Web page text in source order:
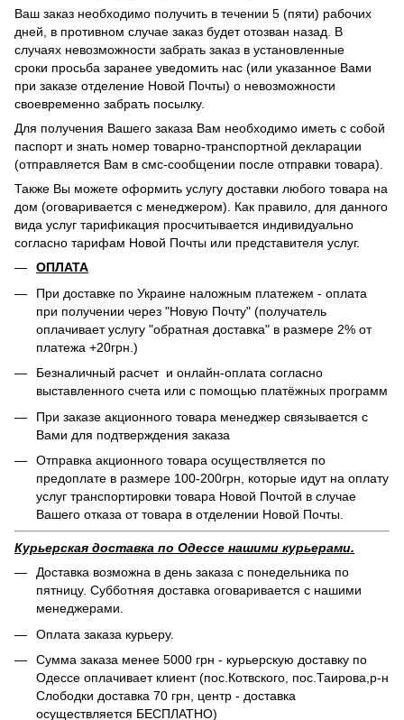
Ваш заказ необходимо получить в течении 5 (пяти) рабочих
дней, в противном случае заказ будет отозван назад. В
случаях невозможности забрать заказ в установленные
сроки просьба заранее уведомить нас (или указанное Вами
при заказе отделение Новой Почты) о невозможности
своевременно забрать посылку.
Для получения Вашего заказа Вам необходимо иметь с собой
паспорт и знать номер товарно-транспортной декларации
(отправляется Вам в смс-сообщении после отправки товара).
Также Вы можете оформить услугу доставки любого товара на
дом (оговаривается с менеджером). Как правило, для данного
вида услуг тарификация просчитывается индивидуально
согласно тарифам Новой Почты или представителя услуг.
ОПЛАТА
При доставке по Украине наложным платежем - оплата
при получении через "Новую Почту" (получатель
оплачивает услугу "обратная доставка" в размере 2% от
платежа +20грн.)
Безналичный расчет и онлайн-оплата согласно
выставленного счета или с помощью платёжных программ
При заказе акционного товара менеджер связывается с
Вами для подтверждения заказа
Отправка акционного товара осуществляется по
предоплате в размере 100-200грн, которые идут на оплату
услуг транспортировки товара Новой Почтой в случае
Вашего отказа от товара в отделении Новой Почты.
Курьерская доставка по Одессе нашими курьерами.
Доставка возможна в день заказа с понедельника по
пятницу. Субботняя доставка оговаривается с нашими
менеджерами.
Оплата заказа курьеру.
Сумма заказа менее 5000 грн - курьерскую доставку по
Одессе оплачивает клиент (пос.Котвского, пос.Таирова,р-н
Слободки доставка 70 грн, центр - доставка
осуществляется БЕСПЛАТНО)